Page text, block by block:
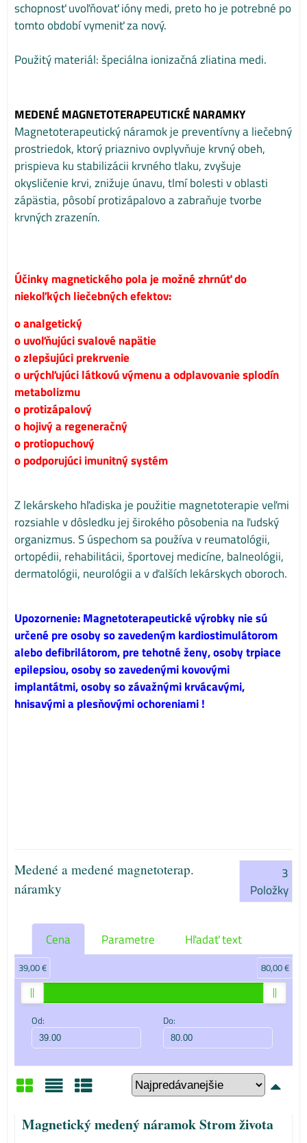
schopnosť uvoľňovať ióny medi, preto ho je potrebné po
tomto období vymeniť za nový.
Použitý materiál: špeciálna ionizačná zliatina medi.
MEDENÉ MAGNETOTERAPEUTICKÉ NARAMKY
Magnetoterapeutický náramok je preventívny a liečebný
prostriedok, ktorý priaznivo ovplyvňuje krvný obeh,
prispieva ku stabilizácii krvného tlaku, zvyšuje
okysličenie krvi, znižuje únavu, tlmí bolesti v oblasti
zápästia, pôsobí protizápalovo a zabraňuje tvorbe
krvných zrazenín.
Účinky magnetického pola je možné zhrnúť do
niekoľkých liečebných efektov:
o analgetický
o uvoľňujúci svalové napätie
o zlepšujúci prekrvenie
o urýchľujúci látkovú výmenu a odplavovanie splodín
metabolizmu
o protizápalový
o hojivý a regeneračný
o protiopuchový
o podporujúci imunitný systém
Z lekárskeho hľadiska je použitie magnetoterapie veľmi
rozsiahle v dôsledku jej širokého pôsobenia na ľudský
organizmus. S úspechom sa používa v reumatológii,
ortopédii, rehabilitácii, športovej medicíne, balneológii,
dermatológii, neurológii a v ďalších lekárskych oboroch.
Upozornenie: Magnetoterapeutické výrobky nie sú
určené pre osoby so zavedeným kardiostimulátorom
alebo defibrilátorom, pre tehotné ženy, osoby trpiace
epilepsiou, osoby so zavedenými kovovými
implantátmi, osoby so závažnými krvácavými,
hnisavými a plesňovými ochoreniami !
Medené a medené magnetoterap.
náramky
3
Položky
Cena Parametre Hľadať text
Od: Do:
39,00 € 80,00 €
Magnetický medený náramok Strom života